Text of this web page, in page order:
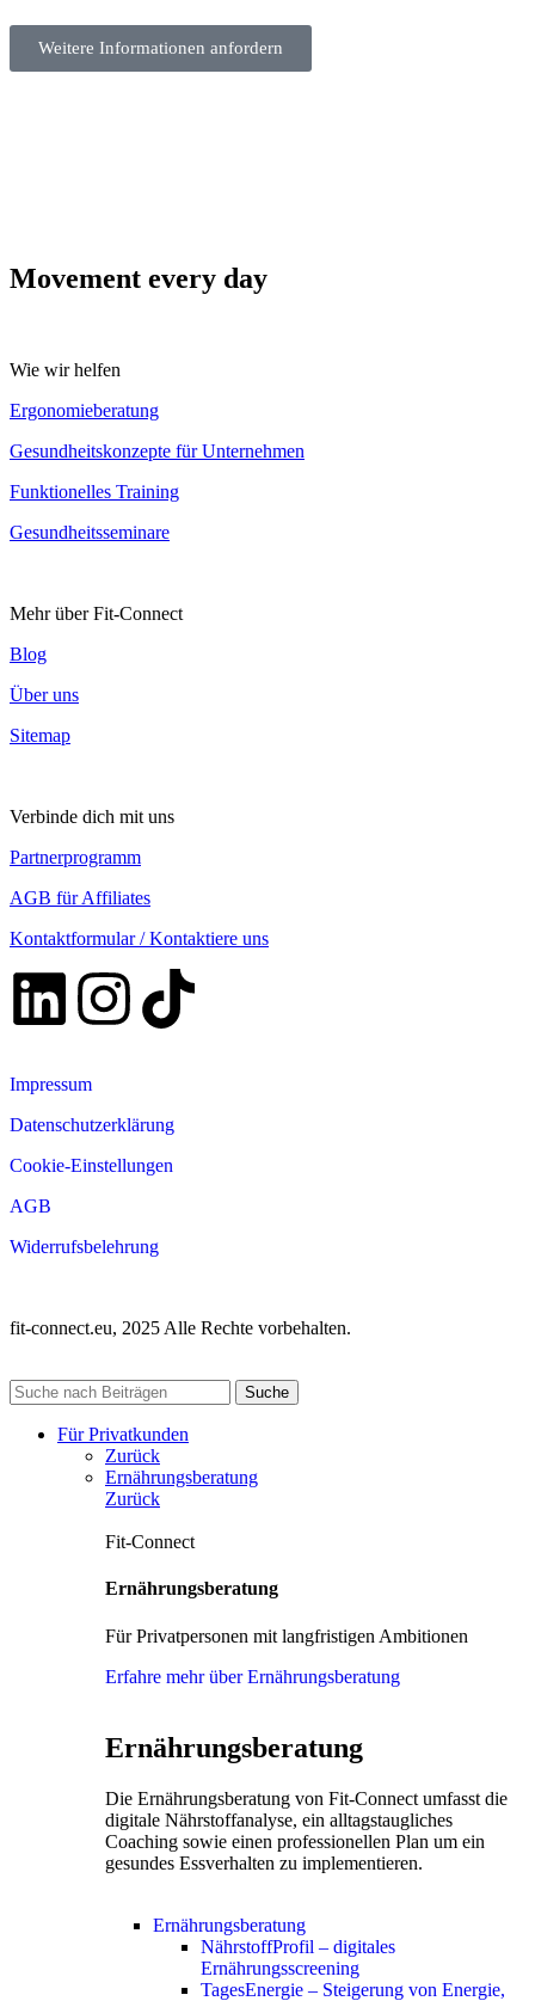
Weitere Informationen anfordern
Movement every day
Wie wir helfen
Ergonomieberatung
Gesundheitskonzepte für Unternehmen
Funktionelles Training
Gesundheitsseminare
Mehr über Fit-Connect
Blog
Über uns
Sitemap
Verbinde dich mit uns
Partnerprogramm
AGB für Affiliates
Kontaktformular / Kontaktiere uns
Impressum
Datenschutzerklärung
Cookie-Einstellungen
AGB
Widerrufsbelehrung
fit-connect.eu, 2025 Alle Rechte vorbehalten.
Suche
Für Privatkunden
Zurück
Ernährungsberatung
Zurück
Fit-Connect
Ernährungsberatung
Für Privatpersonen mit langfristigen Ambitionen
Erfahre mehr über Ernährungsberatung
Ernährungsberatung
Die Ernährungsberatung von Fit-Connect umfasst die
digitale Nährstoffanalyse, ein alltagstaugliches
Coaching sowie einen professionellen Plan um ein
gesundes Essverhalten zu implementieren.
Ernährungsberatung
NährstoffProfil – digitales
Ernährungsscreening
TagesEnergie – Steigerung von Energie,